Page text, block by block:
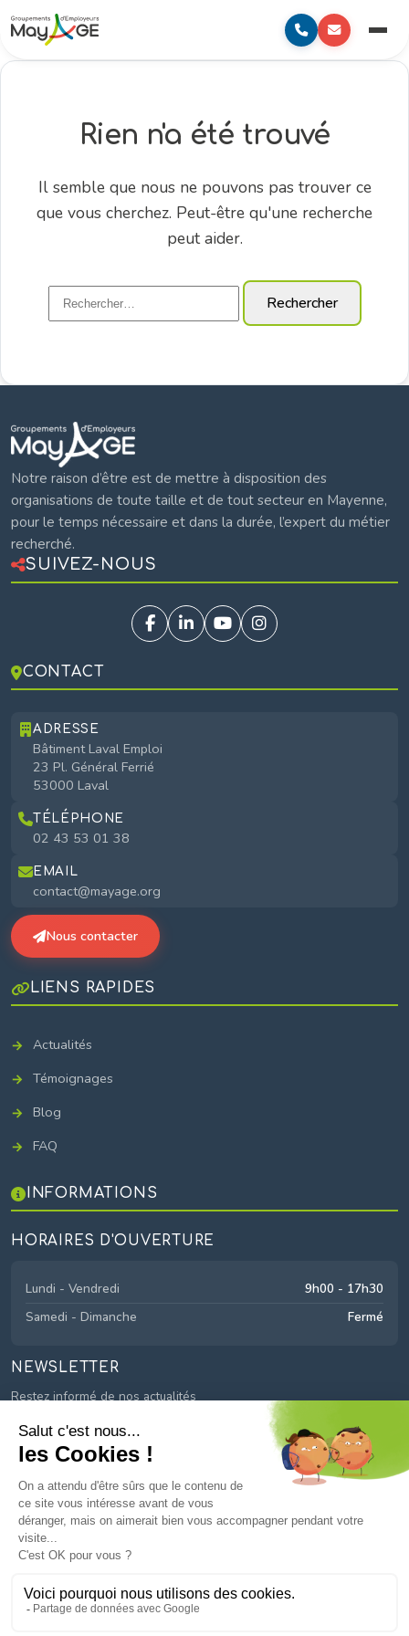
contenu
content
Mayage
Menu
Rien n'a été trouvé
Il semble que nous ne pouvons pas trouver ce
que vous cherchez. Peut-être qu'une recherche
peut aider.
Rechercher :
Notre raison d’être est de mettre à disposition des
organisations de toute taille et de tout secteur en Mayenne,
pour le temps nécessaire et dans la durée, l’expert du métier
recherché.
SUIVEZ-NOUS
CONTACT
ADRESSE
Bâtiment Laval Emploi
23 Pl. Général Ferrié
53000 Laval
TÉLÉPHONE
02 43 53 01 38
EMAIL
contact@mayage.org
Nous contacter
LIENS RAPIDES
Actualités
Témoignages
Blog
FAQ
INFORMATIONS
HORAIRES D'OUVERTURE
Lundi - Vendredi
9h00 - 17h30
Samedi - Dimanche
Fermé
NEWSLETTER
Restez informé de nos actualités
© 2026
Mentions légales
Politique de confidentialité